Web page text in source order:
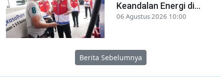
Keandalan Energi di...
06 Agustus 2026 10:00
Berita Sebelumnya